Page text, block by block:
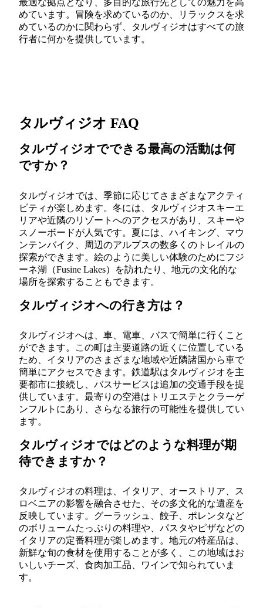
めています。冒険を求めているのか、リラックスを求
めているのかに関わらず、タルヴィジオはすべての旅
行者に何かを提供しています。
タルヴィジオ FAQ
タルヴィジオでできる最高の活動は何
ですか？
タルヴィジオでは、季節に応じてさまざまなアクティ
ビティが楽しめます。冬には、タルヴィジオスキーエ
リアや近隣のリゾートへのアクセスがあり、スキーや
スノーボードが人気です。夏には、ハイキング、マウ
ンテンバイク、周辺のアルプスの数多くのトレイルの
探索ができます。絵のように美しい体験のためにフジ
ーネ湖（Fusine Lakes）を訪れたり、地元の文化的な
場所を探索することもできます。
タルヴィジオへの行き方は？
タルヴィジオへは、車、電車、バスで簡単に行くこと
ができます。この町は主要道路の近くに位置している
ため、イタリアのさまざまな地域や近隣諸国から車で
簡単にアクセスできます。鉄道駅はタルヴィジオを主
要都市に接続し、バスサービスは追加の交通手段を提
供しています。最寄りの空港はトリエステとクラーゲ
ンフルトにあり、さらなる旅行の可能性を提供してい
ます。
タルヴィジオではどのような料理が期
待できますか？
タルヴィジオの料理は、イタリア、オーストリア、ス
ロベニアの影響を融合させた、その多文化的な遺産を
反映しています。グーラッシュ、餃子、ポレンタなど
のボリュームたっぷりの料理や、パスタやピザなどの
イタリアの定番料理が楽しめます。地元の特産品は、
新鮮な旬の食材を使用することが多く、この地域はお
いしいチーズ、食肉加工品、ワインで知られていま
す。